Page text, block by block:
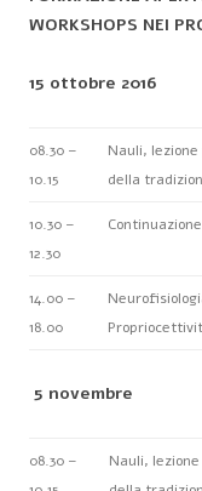
WORKSHOPS NEI
15 ottobre 2016
08.30 –
10.15
Nauli,
della
10.30 –
12.30
14.00 –
18.00
5 novembre
08.30 –
Nauli,